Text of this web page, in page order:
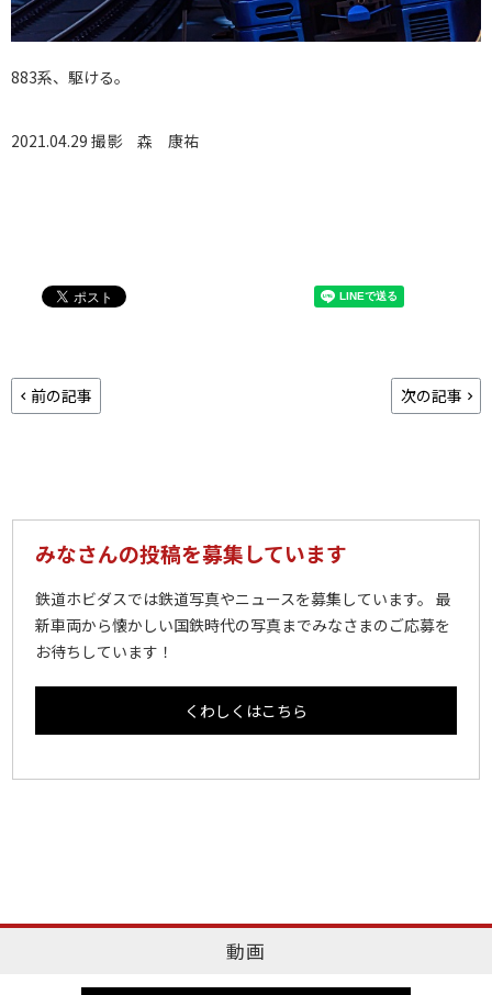
883系、駆ける。
2021.04.29 撮影 森 康祐
前の記事 次の記事
みなさんの投稿を募集しています
鉄道ホビダスでは鉄道写真やニュースを募集しています。 最
新車両から懐かしい国鉄時代の写真までみなさまのご応募を
お待ちしています！
くわしくはこちら
動画